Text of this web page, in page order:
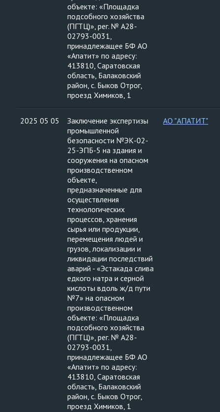
объекте: «Площадка
подсобного хозяйства
(ПГТЦ)», рег. № А28-
02793-0031,
принадлежащее БФ АО
«Апатит» по адресу:
413810, Саратовская
область, Балаковский
район, с. Быков Отрог,
проезд Химиков, 1
2025 05 05
Заключение экспертизы
промышленной
безопасности №ЭК-02-
25-ЭПБ-5 на здания и
сооружения на опасном
производственном
объекте,
предназначенные для
осуществления
технологических
процессов, хранения
сырья или продукции,
перемещения людей и
грузов, локализации и
ликвидации последствий
аварий - «Эстакада слива
едкого натра и серной
кислоты вдоль ж/д пути
№7» на опасном
производственном
объекте: «Площадка
подсобного хозяйства
(ПГТЦ)», рег. № А28-
02793-0031,
принадлежащее БФ АО
«Апатит» по адресу:
413810, Саратовская
область, Балаковский
район, с. Быков Отрог,
проезд Химиков, 1
АО "АПАТИТ"